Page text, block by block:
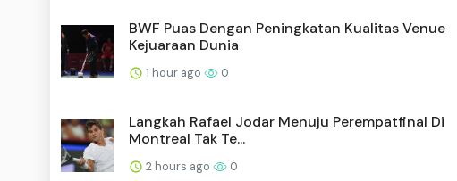
BWF Puas Dengan Peningkatan Kualitas Venue
Kejuaraan Dunia
1 hour ago 0
Langkah Rafael Jodar Menuju Perempatfinal Di
Montreal Tak Te...
2 hours ago 0